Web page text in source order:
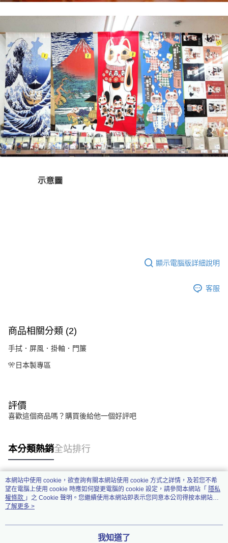
顯示電腦版詳細說明
客服
商品相關分類 (2)
手拭．屏風．掛軸．門簾
🎌日本製專區
評價
喜歡這個商品嗎？購買後給他一個好評吧
本分類熱銷全站排行
熱門標籤
本網站中使用 cookie，欲查詢有關本網站使用 cookie 方式之詳情，及若您不希
望在電腦上使用 cookie 時應如何變更電腦的 cookie 設定，請參閱本網站「 隱私
權條款 」之 Cookie 聲明。您繼續使用本網站即表示您同意本公司得按本網站使
用條款之 Cookie 聲明使用 cookie。
了解更多 >
我知道了